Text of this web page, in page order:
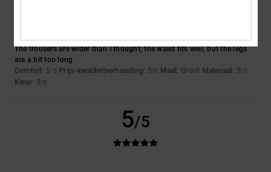
Victor20. januari 2026
Geverifieerde aankoop
The trousers are wider than I thought; the waist fits well, but the legs
are a bit too long
Comfort: 5/5 Prijs-kwaliteitverhouding: 5/5 Maat: Groot Materiaal : 5/5
Kleur: 5/5
5/5